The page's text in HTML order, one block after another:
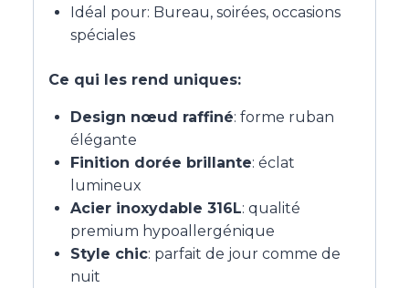
Idéal pour: Bureau, soirées, occasions
spéciales
Ce qui les rend uniques:
Design nœud raffiné: forme ruban
élégante
Finition dorée brillante: éclat
lumineux
Acier inoxydable 316L: qualité
premium hypoallergénique
Style chic: parfait de jour comme de
nuit